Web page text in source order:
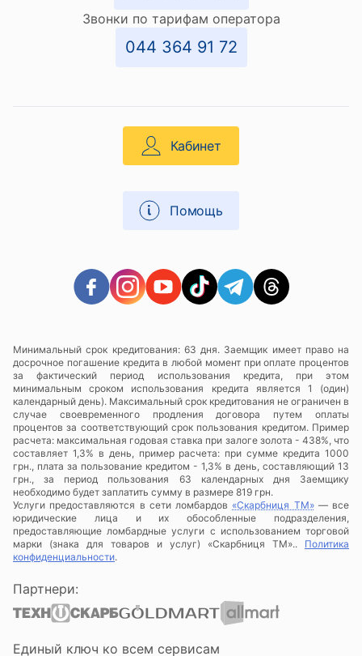
Звонки по тарифам оператора
044 364 91 72
Кабинет
Помощь
Минимальный срок кредитования: 63 дня. Заемщик имеет право на
досрочное погашение кредита в любой момент при оплате процентов
за фактический период использования кредита, при этом
минимальным сроком использования кредита является 1 (один)
календарный день). Максимальный срок кредитования не ограничен в
случае своевременного продления договора путем оплаты
процентов за соответствующий срок пользования кредитом. Пример
расчета: максимальная годовая ставка при залоге золота - 438%, что
составляет 1,3% в день, пример расчета: при сумме кредита 1000
грн., плата за пользование кредитом - 1,3% в день, составляющий 13
грн., за период пользования 63 календарных дня Заемщику
необходимо будет заплатить сумму в размере 819 грн.
Услуги предоставляются в сети ломбардов «Скарбниця ТМ»— все
юридические лица и их обособленные подразделения,
предоставляющие ломбардные услуги с использованием торговой
марки (знака для товаров и услуг) «Скарбниця ТМ».. Политика
конфиденциальности.
Партнери:
Единый ключ ко всем сервисам